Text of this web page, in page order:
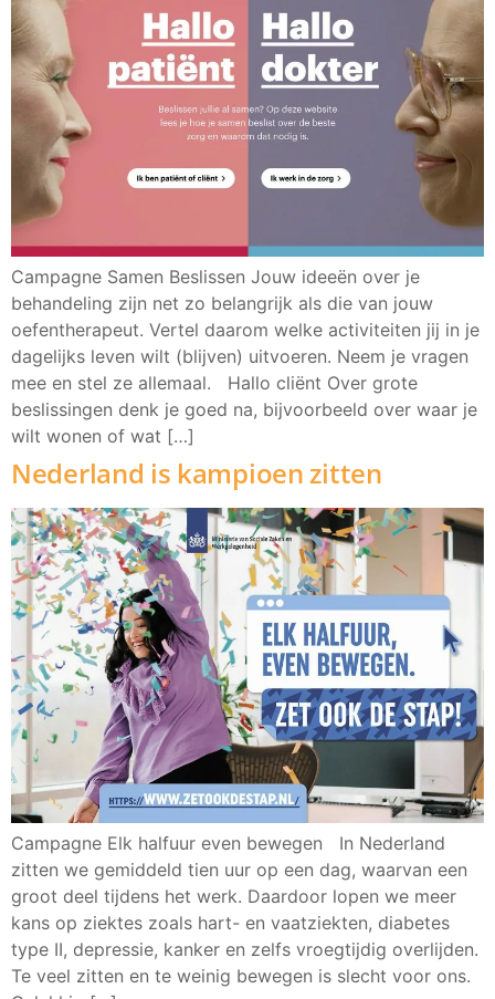
Campagne Samen Beslissen Jouw ideeën over je
behandeling zijn net zo belangrijk als die van jouw
oefentherapeut. Vertel daarom welke activiteiten jij in je
dagelijks leven wilt (blijven) uitvoeren. Neem je vragen
mee en stel ze allemaal. Hallo cliënt Over grote
beslissingen denk je goed na, bijvoorbeeld over waar je
wilt wonen of wat […]
Nederland is kampioen zitten
Campagne Elk halfuur even bewegen In Nederland
zitten we gemiddeld tien uur op een dag, waarvan een
groot deel tijdens het werk. Daardoor lopen we meer
kans op ziektes zoals hart- en vaatziekten, diabetes
type II, depressie, kanker en zelfs vroegtijdig overlijden.
Te veel zitten en te weinig bewegen is slecht voor ons.